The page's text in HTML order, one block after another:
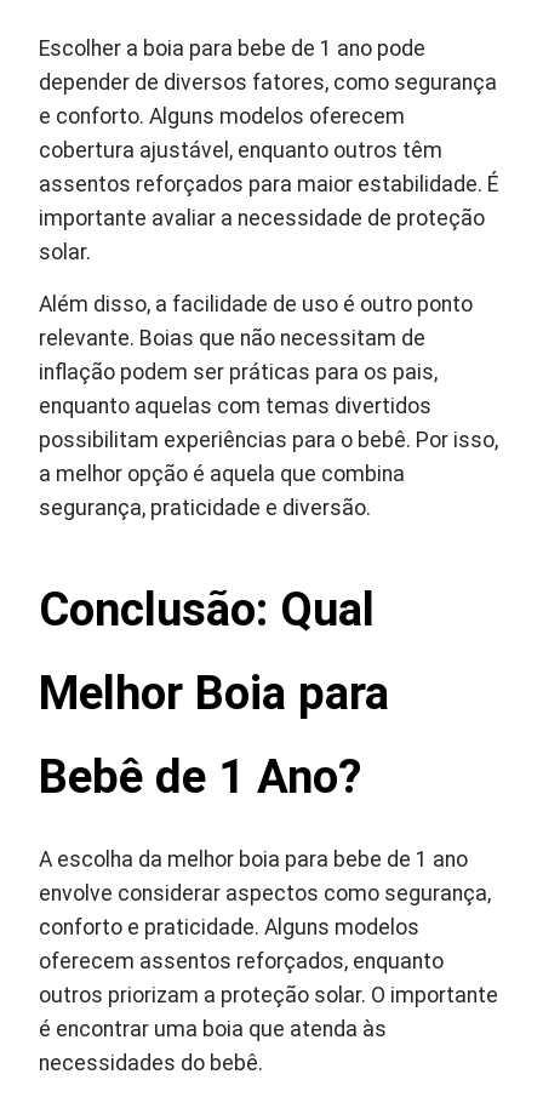
Escolher a boia para bebe de 1 ano pode
depender de diversos fatores, como segurança
e conforto. Alguns modelos oferecem
cobertura ajustável, enquanto outros têm
assentos reforçados para maior estabilidade. É
importante avaliar a necessidade de proteção
solar.
Além disso, a facilidade de uso é outro ponto
relevante. Boias que não necessitam de
inflação podem ser práticas para os pais,
enquanto aquelas com temas divertidos
possibilitam experiências para o bebê. Por isso,
a melhor opção é aquela que combina
segurança, praticidade e diversão.
Conclusão: Qual
Melhor Boia para
Bebê de 1 Ano?
A escolha da melhor boia para bebe de 1 ano
envolve considerar aspectos como segurança,
conforto e praticidade. Alguns modelos
oferecem assentos reforçados, enquanto
outros priorizam a proteção solar. O importante
é encontrar uma boia que atenda às
necessidades do bebê.